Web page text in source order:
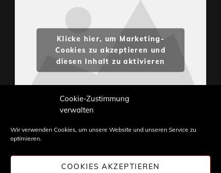
Cookie-Zustimmung
verwalten
Wir verwenden Cookies, um unsere Website und unseren Service zu
optimieren.
COOKIES AKZEPTIEREN
Klicke hier, um Marketing-
Cookies zu akzeptieren und
diesen Inhalt zu aktivieren
Weiterverwendung nur mit Zustimmung von
STONE PROG.